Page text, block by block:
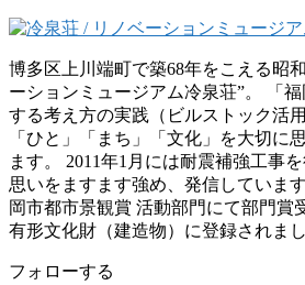
博多区上川端町で築68年をこえる昭
ーションミュージアム冷泉荘”。 「
する考え方の実践（ビルストック活
「ひと」「まち」「文化」を大切に
ます。 2011年1月には耐震補強工事
思いをますます強め、発信していま
岡市都市景観賞 活動部門にて部門賞
有形文化財（建造物）に登録されまし
フォローする